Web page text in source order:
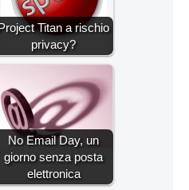
Titan a rischio
privacy?
No Email Day, un
giorno senza posta
elettronica